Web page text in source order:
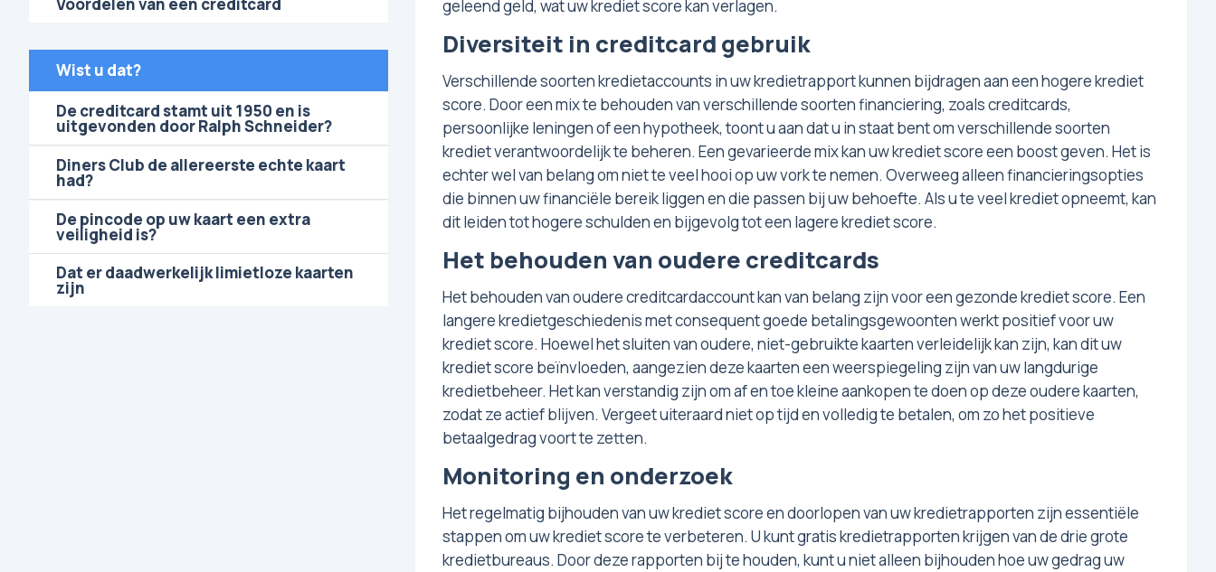
Voordelen van een creditcard
Wist u dat?
De creditcard stamt uit 1950 en is
uitgevonden door Ralph Schneider?
Diners Club de allereerste echte kaart
had?
De pincode op uw kaart een extra
veiligheid is?
Dat er daadwerkelijk limietloze kaarten
zijn
geleend geld, wat uw krediet score kan verlagen.
Diversiteit in creditcard gebruik
Verschillende soorten kredietaccounts in uw kredietrapport kunnen bijdragen aan een hogere krediet
score. Door een mix te behouden van verschillende soorten financiering, zoals creditcards,
persoonlijke leningen of een hypotheek, toont u aan dat u in staat bent om verschillende soorten
krediet verantwoordelijk te beheren. Een gevarieerde mix kan uw krediet score een boost geven. Het is
echter wel van belang om niet te veel hooi op uw vork te nemen. Overweeg alleen financieringsopties
die binnen uw financiële bereik liggen en die passen bij uw behoefte. Als u te veel krediet opneemt, kan
dit leiden tot hogere schulden en bijgevolg tot een lagere krediet score.
Het behouden van oudere creditcards
Het behouden van oudere creditcardaccount kan van belang zijn voor een gezonde krediet score. Een
langere kredietgeschiedenis met consequent goede betalingsgewoonten werkt positief voor uw
krediet score. Hoewel het sluiten van oudere, niet-gebruikte kaarten verleidelijk kan zijn, kan dit uw
krediet score beïnvloeden, aangezien deze kaarten een weerspiegeling zijn van uw langdurige
kredietbeheer. Het kan verstandig zijn om af en toe kleine aankopen te doen op deze oudere kaarten,
zodat ze actief blijven. Vergeet uiteraard niet op tijd en volledig te betalen, om zo het positieve
betaalgedrag voort te zetten.
Monitoring en onderzoek
Het regelmatig bijhouden van uw krediet score en doorlopen van uw kredietrapporten zijn essentiële
stappen om uw krediet score te verbeteren. U kunt gratis kredietrapporten krijgen van de drie grote
kredietbureaus. Door deze rapporten bij te houden, kunt u niet alleen bijhouden hoe uw gedrag uw